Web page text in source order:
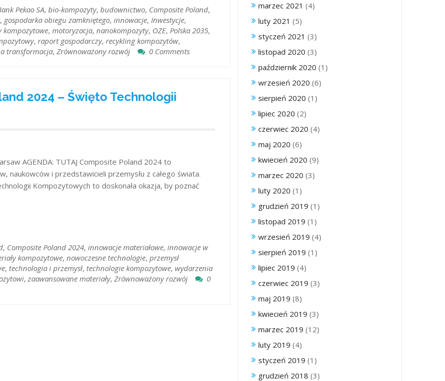
Pekao SA, bio-kompozyty, budownictwo, Composite Poland,
, gospodarka obiegu zamkniętego, innowacje, Inwestycje,
kompozytowe, motoryzacja, nanokompozyty, OZE, Polska 2035,
, raport gospodarczy, recykling kompozytów,
transformacja, Zrównoważony rozwój 0 Comments
2024 – Święto Technologii
AGENDA: TUTAJ Composite Poland 2024 to
i przedstawicieli przemysłu z całego świata.
Kompozytowych to doskonała okazja, by poznać
, Composite Poland 2024, innowacje materiałowe, innowacje w
kompozytowe, nowoczesne technologie, przemysł
, technologia i przemysł, technologie kompozytowe, wydarzenia
, zaawansowane materiały, Zrównoważony rozwój
0
marzec 2021 (4)
luty 2021 (5)
styczeń 2021 (3)
listopad 2020 (3)
październik 2020 (1)
wrzesień 2020 (6)
sierpień 2020 (1)
lipiec 2020 (2)
czerwiec 2020 (4)
maj 2020 (6)
kwiecień 2020 (9)
marzec 2020 (3)
luty 2020 (1)
grudzień 2019 (1)
listopad 2019 (1)
wrzesień 2019 (4)
sierpień 2019 (1)
lipiec 2019 (4)
czerwiec 2019 (3)
maj 2019 (8)
kwiecień 2019 (3)
marzec 2019 (12)
luty 2019 (4)
styczeń 2019 (1)
grudzień 2018 (3)